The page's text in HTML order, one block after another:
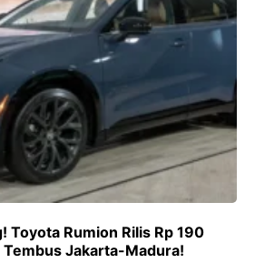
Toyota Rumion Rilis Rp 190
Jakarta-Madura!